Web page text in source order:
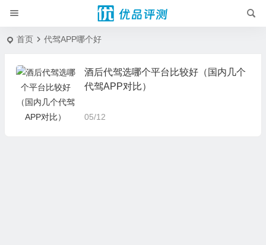
首页 代驾APP哪个好
酒后代驾选哪个平台比较好（国内几个
代驾APP对比）
05/12